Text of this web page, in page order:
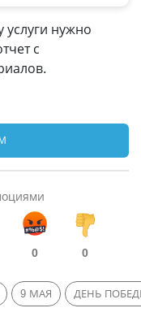
нужно
с
0 0
9 МАЯ ДЕНЬ